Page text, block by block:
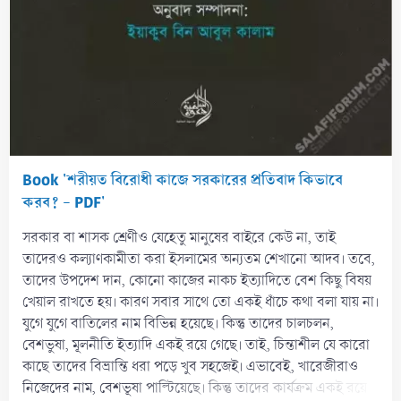
Book 'শরীয়ত বিরোধী কাজে সরকারের প্রতিবাদ কিভাবে
করব? - PDF'
সরকার বা শাসক শ্রেণীও যেহেতু মানুষের বাইরে কেউ না, তাই
তাদেরও কল্যাণকামীতা করা ইসলামের অন্যতম শেখানো আদব। তবে,
তাদের উপদেশ দান, কোনো কাজের নাকচ ইত্যাদিতে বেশ কিছু বিষয়
খেয়াল রাখতে হয়। কারণ সবার সাথে তো একই ধাঁচে কথা বলা যায় না।
যুগে যুগে বাতিলের নাম বিভিন্ন হয়েছে। কিন্তু তাদের চালচলন,
বেশভুষা, মূলনীতি ইত্যাদি একই রয়ে গেছে। তাই, চিন্তাশীল যে কারো
কাছে তাদের বিভ্রান্তি ধরা পড়ে খুব সহজেই। এভাবেই, খারেজীরাও
নিজেদের নাম, বেশভূষা পাল্টিয়েছে। কিন্তু তাদের কার্যক্রম একই রয়ে